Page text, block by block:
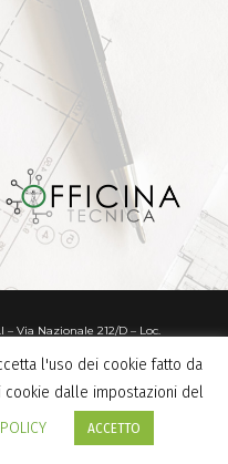
– Via Nazionale 212/D – Loc.
– C.F. / P. IVA:02150130512
REA: AR-165530
SRL
l'uso dei cookie fatto da
dalle impostazioni del
ACCETTO